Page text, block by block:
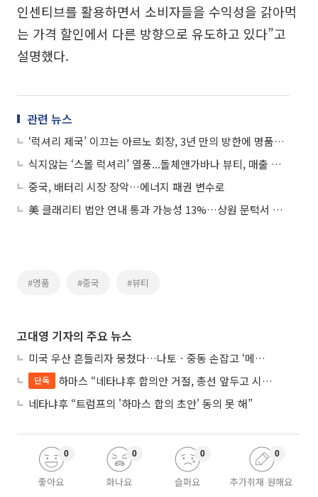
인센티브를 활용하면서 소비자들을 수익성을 갉아먹
는 가격 할인에서 다른 방향으로 유도하고 있다”고
설명했다.
관련 뉴스
‘럭셔리 제국’ 이끄는 아르노 회장, 3년 만의 방한에 명품업계 시선 집중
식지않는 ‘스몰 럭셔리’ 열풍...돌체앤가바나 뷰티, 매출 성장 눈에 띄네
중국, 배터리 시장 장악…에너지 패권 변수로
美 클래리티 법안 연내 통과 가능성 13%…상원 문턱서 제동
#명품 #중국 #뷰티
고대영 기자의 주요 뉴스
미국 우산 흔들리자 뭉쳤다…나토ㆍ중동 손잡고 ‘메카 공동방위’ 조약 체결
단독
하마스 “네타냐후 합의안 거절, 총선 앞두고 시간 끌기”
네타냐후 “트럼프의 '하마스 합의 초안' 동의 못 해”
좋아요
0
화나요
0
슬퍼요
0
추가취재 원해요
0